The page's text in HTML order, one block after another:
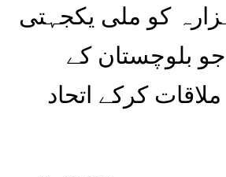
کو ملی یکجہتی
بلوچستان کے
کرکے اتحاد